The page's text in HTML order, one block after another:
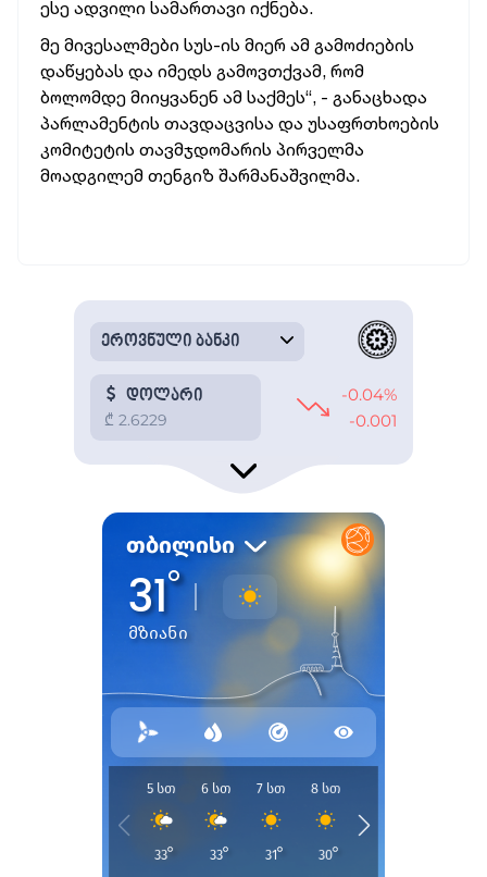
ესე ადვილი სამართავი იქნება.
მე მივესალმები სუს-ის მიერ ამ გამოძიების
დაწყებას და იმედს გამოვთქვამ, რომ
ბოლომდე მიიყვანენ ამ საქმეს“, - განაცხადა
პარლამენტის თავდაცვისა და უსაფრთხოების
კომიტეტის თავმჯდომარის პირველმა
მოადგილემ თენგიზ შარმანაშვილმა.